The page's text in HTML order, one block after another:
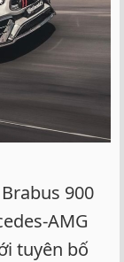
900
AMG
tuyên bố